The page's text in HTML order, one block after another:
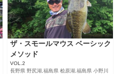
ザ・スモールマウス ベーシック
メソッド
VOL.2
長野県 野尻湖,福島県 桧原湖,福島県 小野川